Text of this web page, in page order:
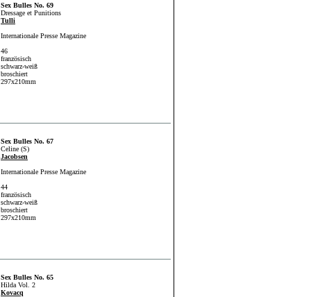
Sex Bulles No. 69
Dressage et Punitions
Tulli
Internationale Presse Magazine
46
französisch
schwarz-weiß
broschiert
297x210mm
Sex Bulles No. 67
Celine (S)
Jacobsen
Internationale Presse Magazine
44
französisch
schwarz-weiß
broschiert
297x210mm
Sex Bulles No. 65
Hilda Vol. 2
Kovacq